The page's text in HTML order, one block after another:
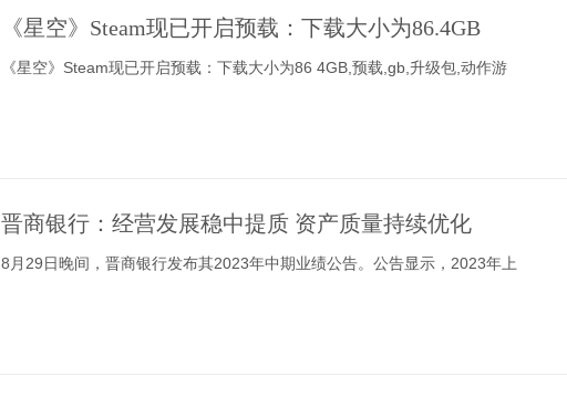
《星空》Steam现已开启预载：下载大小为86.4GB
《星空》Steam现已开启预载：下载大小为86 4GB,预载,gb,升级包,动作游
晋商银行：经营发展稳中提质 资产质量持续优化
8月29日晚间，晋商银行发布其2023年中期业绩公告。公告显示，2023年上